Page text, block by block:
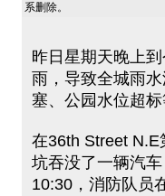
系删除。
昨日星期天晚上
雨，导致全城雨
塞、公园水位超标
在36th Street
坑吞没了一辆汽
10:30，消防队员